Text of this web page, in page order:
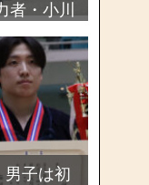
者・小川
子は初